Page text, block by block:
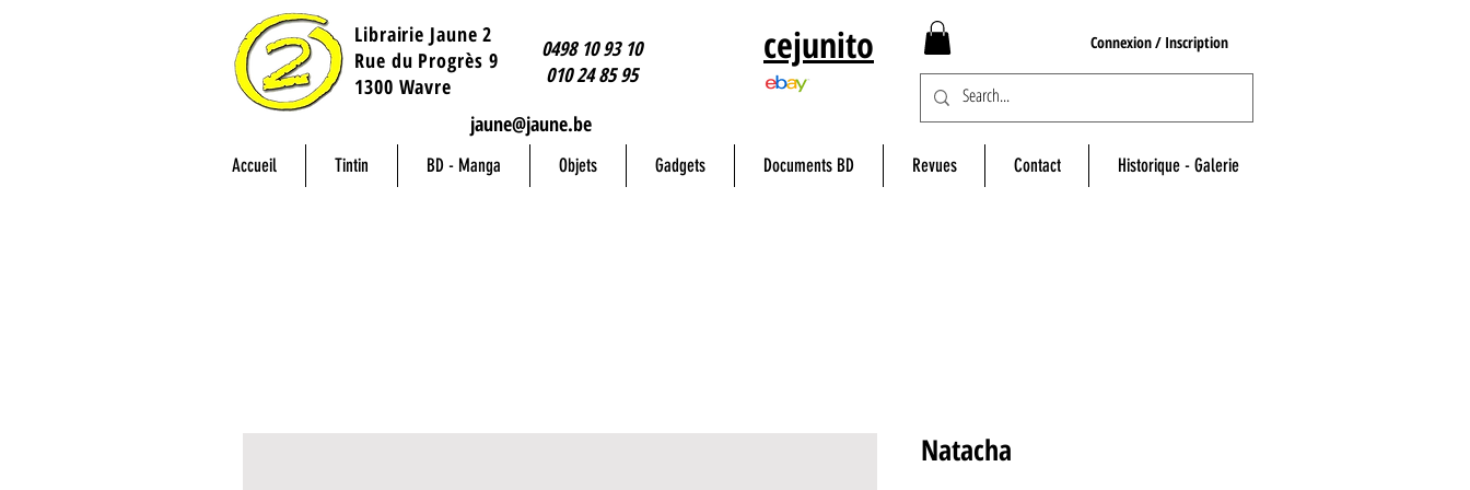
Librairie Jaune 2
​Rue du Progrès 9
1300 Wavre
0498 10 93 10
010 24 85 95
jaune@jaune.be
cejunito Connexion / Inscription
Accueil Tintin BD - Manga Objets Gadgets Documents BD Revues Contact Historique - Galerie
Natacha